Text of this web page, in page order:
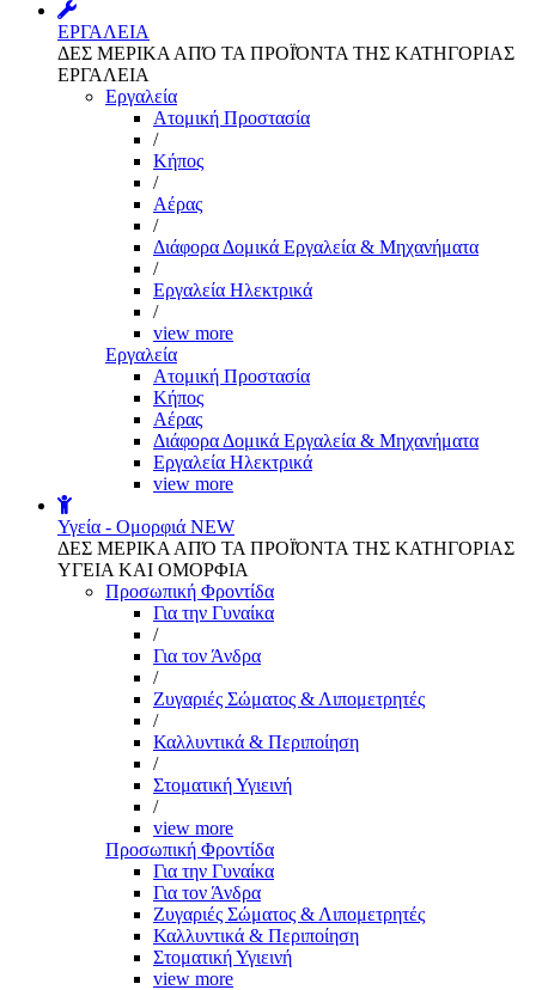
ΕΡΓΑΛΕΙΑ
ΔΕΣ ΜΕΡΙΚΑ ΑΠΌ ΤΑ ΠΡΟΪΌΝΤΑ ΤΗΣ ΚΑΤΗΓΟΡΙΑΣ
ΕΡΓΑΛΕΙΑ
Εργαλεία
Aτομική Προστασία
/
Kήπος
/
Αέρας
/
Διάφορα Δομικά Εργαλεία & Μηχανήματα
/
Εργαλεία Ηλεκτρικά
/
view more
Εργαλεία
Aτομική Προστασία
Kήπος
Αέρας
Διάφορα Δομικά Εργαλεία & Μηχανήματα
Εργαλεία Ηλεκτρικά
view more
Υγεία - Ομορφιά NEW
ΔΕΣ ΜΕΡΙΚΑ ΑΠΌ ΤΑ ΠΡΟΪΌΝΤΑ ΤΗΣ ΚΑΤΗΓΟΡΙΑΣ
ΥΓΕΙΑ ΚΑΙ ΟΜΟΡΦΙΑ
Προσωπική Φροντίδα
Για την Γυναίκα
/
Για τον Άνδρα
/
Ζυγαριές Σώματος & Λιπομετρητές
/
Καλλυντικά & Περιποίηση
/
Στοματική Υγιεινή
/
view more
Προσωπική Φροντίδα
Για την Γυναίκα
Για τον Άνδρα
Ζυγαριές Σώματος & Λιπομετρητές
Καλλυντικά & Περιποίηση
Στοματική Υγιεινή
view more